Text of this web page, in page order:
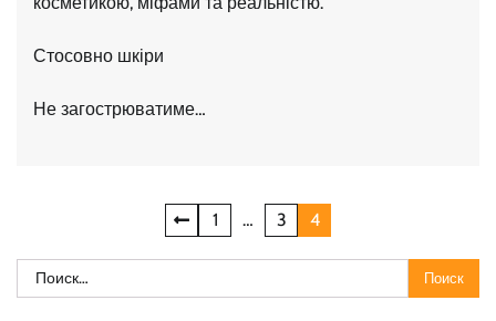
Стосовно шкіри
Не загострюватиме…
по
записям
1 … 3 4
Найти: